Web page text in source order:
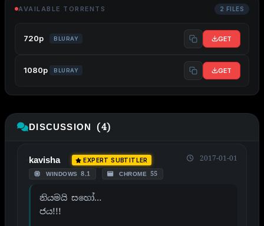
AVAILABLE TORRENTS 2 FILES
720p BLURAY GET
1080p BLURAY GET
DISCUSSION (4)
kavisha EXPERT SUBTITLER
WINDOWS 8.1 CHROME 55
2017-01-01
නියමයි සහෝ…
ජය!!!